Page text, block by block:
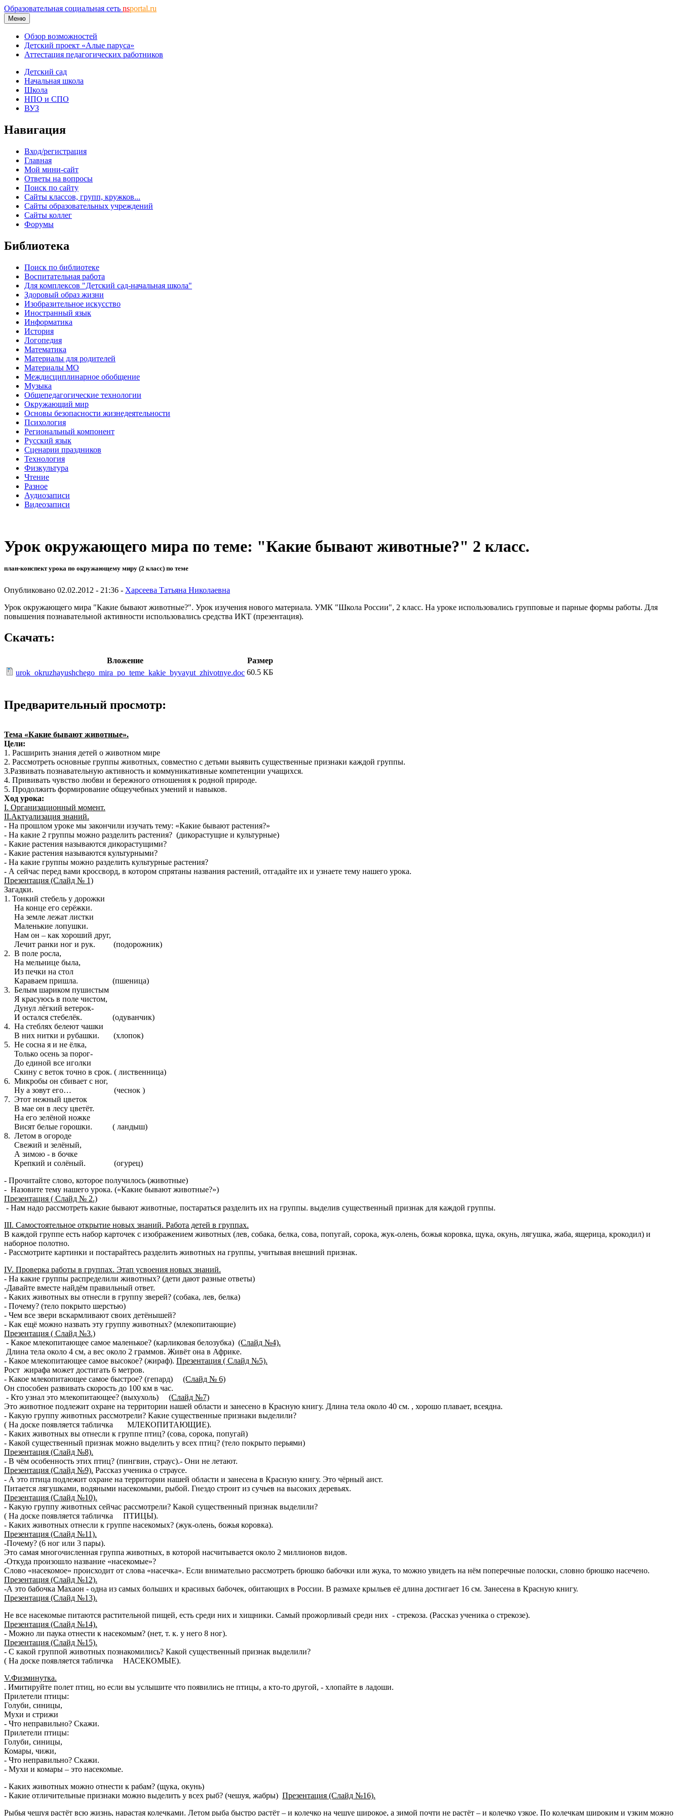
Образовательная социальная сеть nsportal.ru
Меню
Обзор возможностей
Детский проект «Алые паруса»
Аттестация педагогических работников
Детский сад
Начальная школа
Школа
НПО и СПО
ВУЗ
Навигация
Вход/регистрация
Главная
Мой мини-сайт
Ответы на вопросы
Поиск по сайту
Сайты классов, групп, кружков...
Сайты образовательных учреждений
Сайты коллег
Форумы
Библиотека
Поиск по библиотеке
Воспитательная работа
Для комплексов "Детский сад-начальная школа"
Здоровый образ жизни
Изобразительное искусство
Иностранный язык
Информатика
История
Логопедия
Математика
Материалы для родителей
Материалы МО
Междисциплинарное обобщение
Музыка
Общепедагогические технологии
Окружающий мир
Основы безопасности жизнедеятельности
Психология
Региональный компонент
Русский язык
Сценарии праздников
Технология
Физкультура
Чтение
Разное
Аудиозаписи
Видеозаписи
Урок окружающего мира по теме: "Какие бывают животные?" 2 класс.
план-конспект урока по окружающему миру (2 класс) по теме
Опубликовано 02.02.2012 - 21:36 - Харсеева Татьяна Николаевна
Урок окружающего мира "Какие бывают животные?". Урок изучения нового материала. УМК "Школа России", 2 класс. На уроке использовались групповые и парные формы работы. Для
повышения познавательной активности использовались средства ИКТ (презентация).
Скачать:
Вложение
Размер
urok_okruzhayushchego_mira_po_teme_kakie_byvayut_zhivotnye.doc 60.5 КБ
Предварительный просмотр:
Тема «Какие бывают животные».
Цели:
1. Расширить знания детей о животном мире
2. Рассмотреть основные группы животных, совместно с детьми выявить существенные признаки каждой группы.
3.Развивать познавательную активность и коммуникативные компетенции учащихся.
4. Прививать чувство любви и бережного отношения к родной природе.
5. Продолжить формирование общеучебных умений и навыков.
Ход урока:
I. Организационный момент.
II.Актуализация знаний.
- На прошлом уроке мы закончили изучать тему: «Какие бывают растения?»
- На какие 2 группы можно разделить растения? (дикорастущие и культурные)
- Какие растения называются дикорастущими?
- Какие растения называются культурными?
- На какие группы можно разделить культурные растения?
- А сейчас перед вами кроссворд, в котором спрятаны названия растений, отгадайте их и узнаете тему нашего урока.
Презентация (Слайд № 1)
Загадки.
1. Тонкий стебель у дорожки
На конце его серёжки.
На земле лежат листки
Маленькие лопушки.
Нам он – как хороший друг,
Лечит ранки ног и рук. (подорожник)
2. В поле росла,
На мельнице была,
Из печки на стол
Караваем пришла. (пшеница)
3. Белым шариком пушистым
Я красуюсь в поле чистом,
Дунул лёгкий ветерок-
И остался стебелёк. (одуванчик)
4. На стеблях белеют чашки
В них нитки и рубашки. (хлопок)
5. Не сосна я и не ёлка,
Только осень за порог-
До единой все иголки
Скину с веток точно в срок. ( лиственница)
6. Микробы он сбивает с ног,
Ну а зовут его… (чеснок )
7. Этот нежный цветок
В мае он в лесу цветёт.
На его зелёной ножке
Висят белые горошки. ( ландыш)
8. Летом в огороде
Свежий и зелёный,
А зимою - в бочке
Крепкий и солёный. (огурец)
- Прочитайте слово, которое получилось (животные)
- Назовите тему нашего урока. («Какие бывают животные?»)
Презентация ( Слайд № 2.)
- Нам надо рассмотреть какие бывают животные, постараться разделить их на группы. выделив существенный признак для каждой группы.
III. Самостоятельное открытие новых знаний. Работа детей в группах.
В каждой группе есть набор карточек с изображением животных (лев, собака, белка, сова, попугай, сорока, жук-олень, божья коровка, щука, окунь, лягушка, жаба, ящерица, крокодил) и
наборное полотно.
- Рассмотрите картинки и постарайтесь разделить животных на группы, учитывая внешний признак.
IV. Проверка работы в группах. Этап усвоения новых знаний.
- На какие группы распределили животных? (дети дают разные ответы)
-Давайте вместе найдём правильный ответ.
- Каких животных вы отнесли в группу зверей? (собака, лев, белка)
- Почему? (тело покрыто шерстью)
- Чем все звери вскармливают своих детёнышей?
- Как ещё можно назвать эту группу животных? (млекопитающие)
Презентация ( Слайд №3.)
- Какое млекопитающее самое маленькое? (карликовая белозубка) (Слайд №4).
Длина тела около 4 см, а вес около 2 граммов. Живёт она в Африке.
- Какое млекопитающее самое высокое? (жираф). Презентация ( Слайд №5).
Рост жирафа может достигать 6 метров.
- Какое млекопитающее самое быстрое? (гепард) (Слайд № 6)
Он способен развивать скорость до 100 км в час.
- Кто узнал это млекопитающее? (выхухоль) (Слайд №7)
Это животное подлежит охране на территории нашей области и занесено в Красную книгу. Длина тела около 40 см. , хорошо плавает, всеядна.
- Какую группу животных рассмотрели? Какие существенные признаки выделили?
( На доске появляется табличка МЛЕКОПИТАЮЩИЕ).
- Каких животных вы отнесли к группе птиц? (сова, сорока, попугай)
- Какой существенный признак можно выделить у всех птиц? (тело покрыто перьями)
Презентация (Слайд №8).
- В чём особенность этих птиц? (пингвин, страус).- Они не летают.
Презентация (Слайд №9). Рассказ ученика о страусе.
- А это птица подлежит охране на территории нашей области и занесена в Красную книгу. Это чёрный аист.
Питается лягушками, водяными насекомыми, рыбой. Гнездо строит из сучьев на высоких деревьях.
Презентация (Слайд №10).
- Какую группу животных сейчас рассмотрели? Какой существенный признак выделили?
( На доске появляется табличка ПТИЦЫ).
- Каких животных отнесли к группе насекомых? (жук-олень, божья коровка).
Презентация (Слайд №11).
-Почему? (6 ног или 3 пары).
Это самая многочисленная группа животных, в которой насчитывается около 2 миллионов видов.
-Откуда произошло название «насекомые»?
Слово «насекомое» происходит от слова «насечка». Если внимательно рассмотреть брюшко бабочки или жука, то можно увидеть на нём поперечные полоски, словно брюшко насечено.
Презентация (Слайд №12).
-А это бабочка Махаон - одна из самых больших и красивых бабочек, обитающих в России. В размахе крыльев её длина достигает 16 см. Занесена в Красную книгу.
Презентация (Слайд №13).
Не все насекомые питаются растительной пищей, есть среди них и хищники. Самый прожорливый среди них - стрекоза. (Рассказ ученика о стрекозе).
Презентация (Слайд №14).
- Можно ли паука отнести к насекомым? (нет, т. к. у него 8 ног).
Презентация (Слайд №15).
- С какой группой животных познакомились? Какой существенный признак выделили?
( На доске появляется табличка НАСЕКОМЫЕ).
V.Физминутка.
. Имитируйте полет птиц, но если вы услышите что появились не птицы, а кто-то другой, - хлопайте в ладоши.
Прилетели птицы:
Голуби, синицы,
Мухи и стрижи
- Что неправильно? Скажи.
Прилетели птицы:
Голуби, синицы,
Комары, чижи,
- Что неправильно? Скажи.
- Мухи и комары – это насекомые.
- Каких животных можно отнести к рабам? (щука, окунь)
- Какие отличительные признаки можно выделить у всех рыб? (чешуя, жабры) Презентация (Слайд №16).
Рыбья чешуя растёт всю жизнь, нарастая колечками. Летом рыба быстро растёт – и колечко на чешуе широкое, а зимой почти не растёт – и колечко узкое. По колечкам широким и узким можно